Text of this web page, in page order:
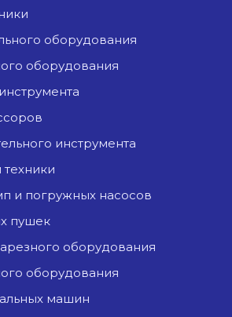
оборудования
оборудования
инструмента
техники
и погружных насосов
пушек
оборудования
оборудования
машин